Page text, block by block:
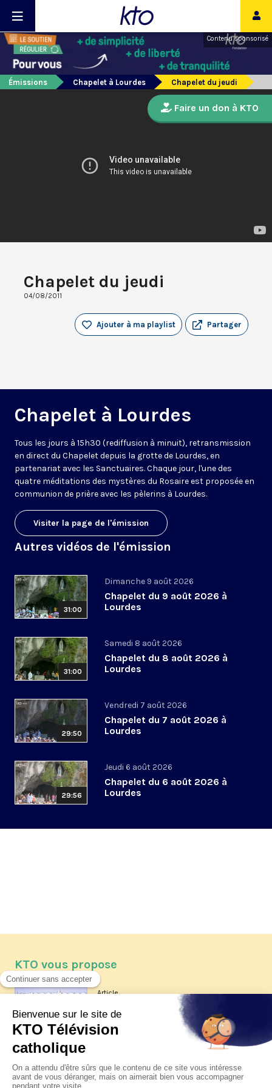
Contenu sponsorisé
Émissions Chapelet à Lourdes Chapelet du jeudi
Chapelet du jeudi
04/08/2011
Partager
Ajouter à ma playlist
Chapelet à Lourdes
Tous les jours à 15h30 (rediffusion à minuit), retransmission
en direct du Chapelet depuis la grotte de Lourdes, en
partenariat avec les Sanctuaires. Chaque jour, l'une des
quatre méditations des mystères du Rosaire est proposée en
communion de prière avec les pèlerins à Lourdes.
Visiter la page de l'émission
Autres vidéos de l'émission
31:00
Dimanche 9 août 2026
Chapelet du 9 août 2026 à
Lourdes
31:00
Samedi 8 août 2026
Chapelet du 8 août 2026 à
Lourdes
29:50
Vendredi 7 août 2026
Chapelet du 7 août 2026 à
Lourdes
29:56
Jeudi 6 août 2026
Chapelet du 6 août 2026 à
Lourdes
Faire un don à KTO
KTO vous propose
Article
Les reportages d'été 2026 de KTO
La visite pastorale du pape Léon
XIV à Assise à suivre sur KTO le
jeudi 6 août